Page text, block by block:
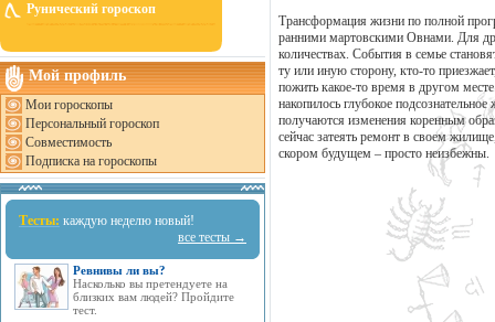
Рунический гороскоп
Мой профиль
Мои гороскопы
Персональный гороскоп
Совместимость
Подписка на гороскопы
Тесты: каждую неделю новый!
все тесты →
Ревнивы ли вы?
Насколько вы претендуете на
близких вам людей? Пройдите
тест.
Трансформация жизни по полной
ранними мартовскими Овнами. Для
количествах. События в семье
ту или иную сторону, кто-то
пожить какое-то время в другом
накопилось глубокое
получаются изменения коренным
сейчас затеять ремонт в своем
скором будущем – просто неизбежны.